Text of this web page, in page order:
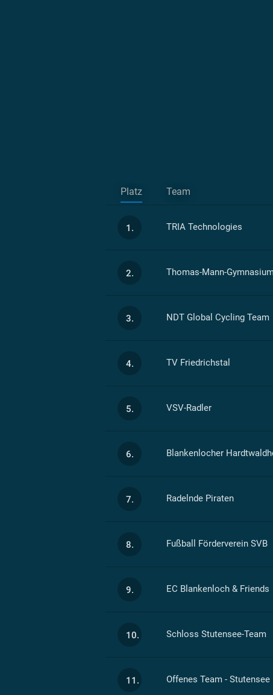
Platz Team
1. TRIA Technologies
2. Thomas-Mann-
3. NDT Global Cycling Team
4. TV Friedrichstal
5. VSV-Radler
6. Blankenlocher
7. Radelnde Piraten
8. Fußball Förderverein SVB
9. EC Blankenloch & Friends
10. Schloss Stutensee-Team
11. Offenes Team - Stutensee